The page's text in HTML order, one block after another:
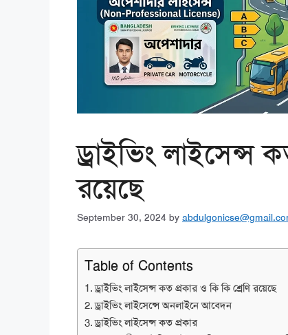
ড্রাইভিং লাইসেন্স
রয়েছে
September 30, 2024 by
Table of Contents
ড্রাইভিং লাইসেন্স কত প্রকার ও কি কি শ্রেণি রয়েছে
ড্রাইভিং লাইসেন্সে অনলাইনে আবেদন
ড্রাইভিং লাইসেন্স কত প্রকার